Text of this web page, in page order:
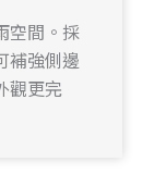
空間。採
補強側邊
觀更完